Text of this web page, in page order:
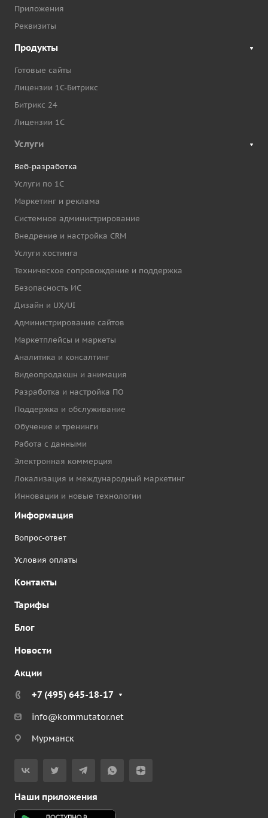
Приложения
Реквизиты
Продукты
Готовые сайты
Лицензии 1С-Битрикс
Битрикс 24
Лицензии 1С
Услуги
Веб-разработка
Услуги по 1С
Маркетинг и реклама
Системное администрирование
Внедрение и настройка CRM
Услуги хостинга
Техническое сопровождение и поддержка
Безопасность ИС
Дизайн и UX/UI
Администрирование сайтов
Маркетплейсы и маркеты
Аналитика и консалтинг
Видеопродакшн и анимация
Разработка и настройка ПО
Поддержка и обслуживание
Обучение и тренинги
Работа с данными
Электронная коммерция
Локализация и международный маркетинг
Инновации и новые технологии
Информация
Вопрос-ответ
Условия оплаты
Контакты
Тарифы
Блог
Новости
Акции
+7 (495) 645-18-17
info@kommutator.net
Мурманск
Наши приложения